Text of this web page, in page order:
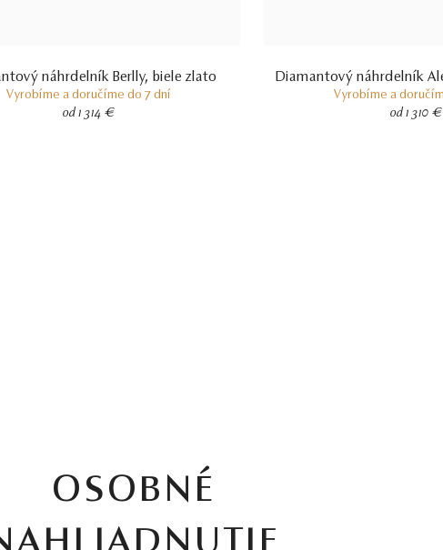
náhrdelník Berlly, biele zlato
Vyrobíme a doručíme do 7 dní
od 1 314 €
Diamantový náhrdelník
Vyrobíme a
od 1 310 €
OSOBNÉ